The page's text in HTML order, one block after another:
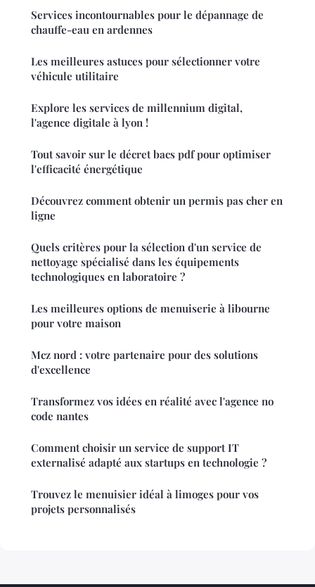
Services incontournables pour le dépannage de
chauffe-eau en ardennes
Les meilleures astuces pour sélectionner votre
véhicule utilitaire
Explore les services de millennium digital,
l'agence digitale à lyon !
Tout savoir sur le décret bacs pdf pour optimiser
l'efficacité énergétique
Découvrez comment obtenir un permis pas cher en
ligne
Quels critères pour la sélection d'un service de
nettoyage spécialisé dans les équipements
technologiques en laboratoire ?
Les meilleures options de menuiserie à libourne
pour votre maison
Mcz nord : votre partenaire pour des solutions
d'excellence
Transformez vos idées en réalité avec l'agence no
code nantes
Comment choisir un service de support IT
externalisé adapté aux startups en technologie ?
Trouvez le menuisier idéal à limoges pour vos
projets personnalisés